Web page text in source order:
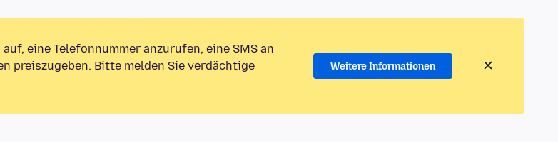
eine Telefonnummer anzurufen, eine SMS an
preiszugeben. Bitte melden Sie verdächtige
Weitere Informationen